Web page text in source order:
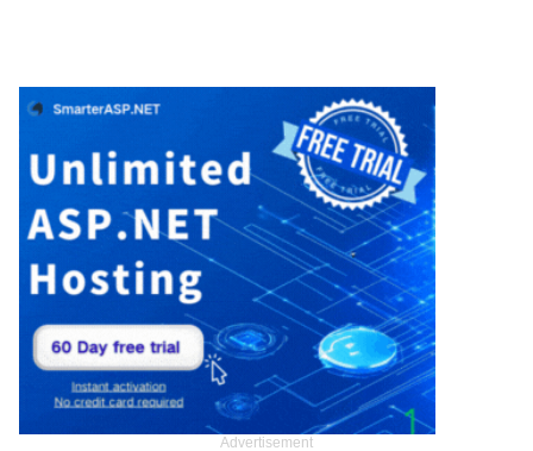
Advertisement